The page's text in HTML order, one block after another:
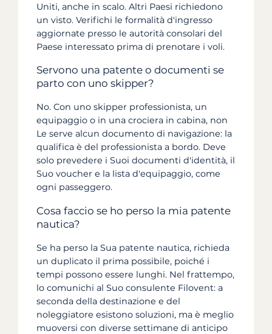
Uniti, anche in scalo. Altri Paesi richiedono
un visto. Verifichi le formalità d'ingresso
aggiornate presso le autorità consolari del
Paese interessato prima di prenotare i voli.
Servono una patente o documenti se
parto con uno skipper?
No. Con uno skipper professionista, un
equipaggio o in una crociera in cabina, non
Le serve alcun documento di navigazione: la
qualifica è del professionista a bordo. Deve
solo prevedere i Suoi documenti d'identità, il
Suo voucher e la lista d'equipaggio, come
ogni passeggero.
Cosa faccio se ho perso la mia patente
nautica?
Se ha perso la Sua patente nautica, richieda
un duplicato il prima possibile, poiché i
tempi possono essere lunghi. Nel frattempo,
lo comunichi al Suo consulente Filovent: a
seconda della destinazione e del
noleggiatore esistono soluzioni, ma è meglio
muoversi con diverse settimane di anticipo